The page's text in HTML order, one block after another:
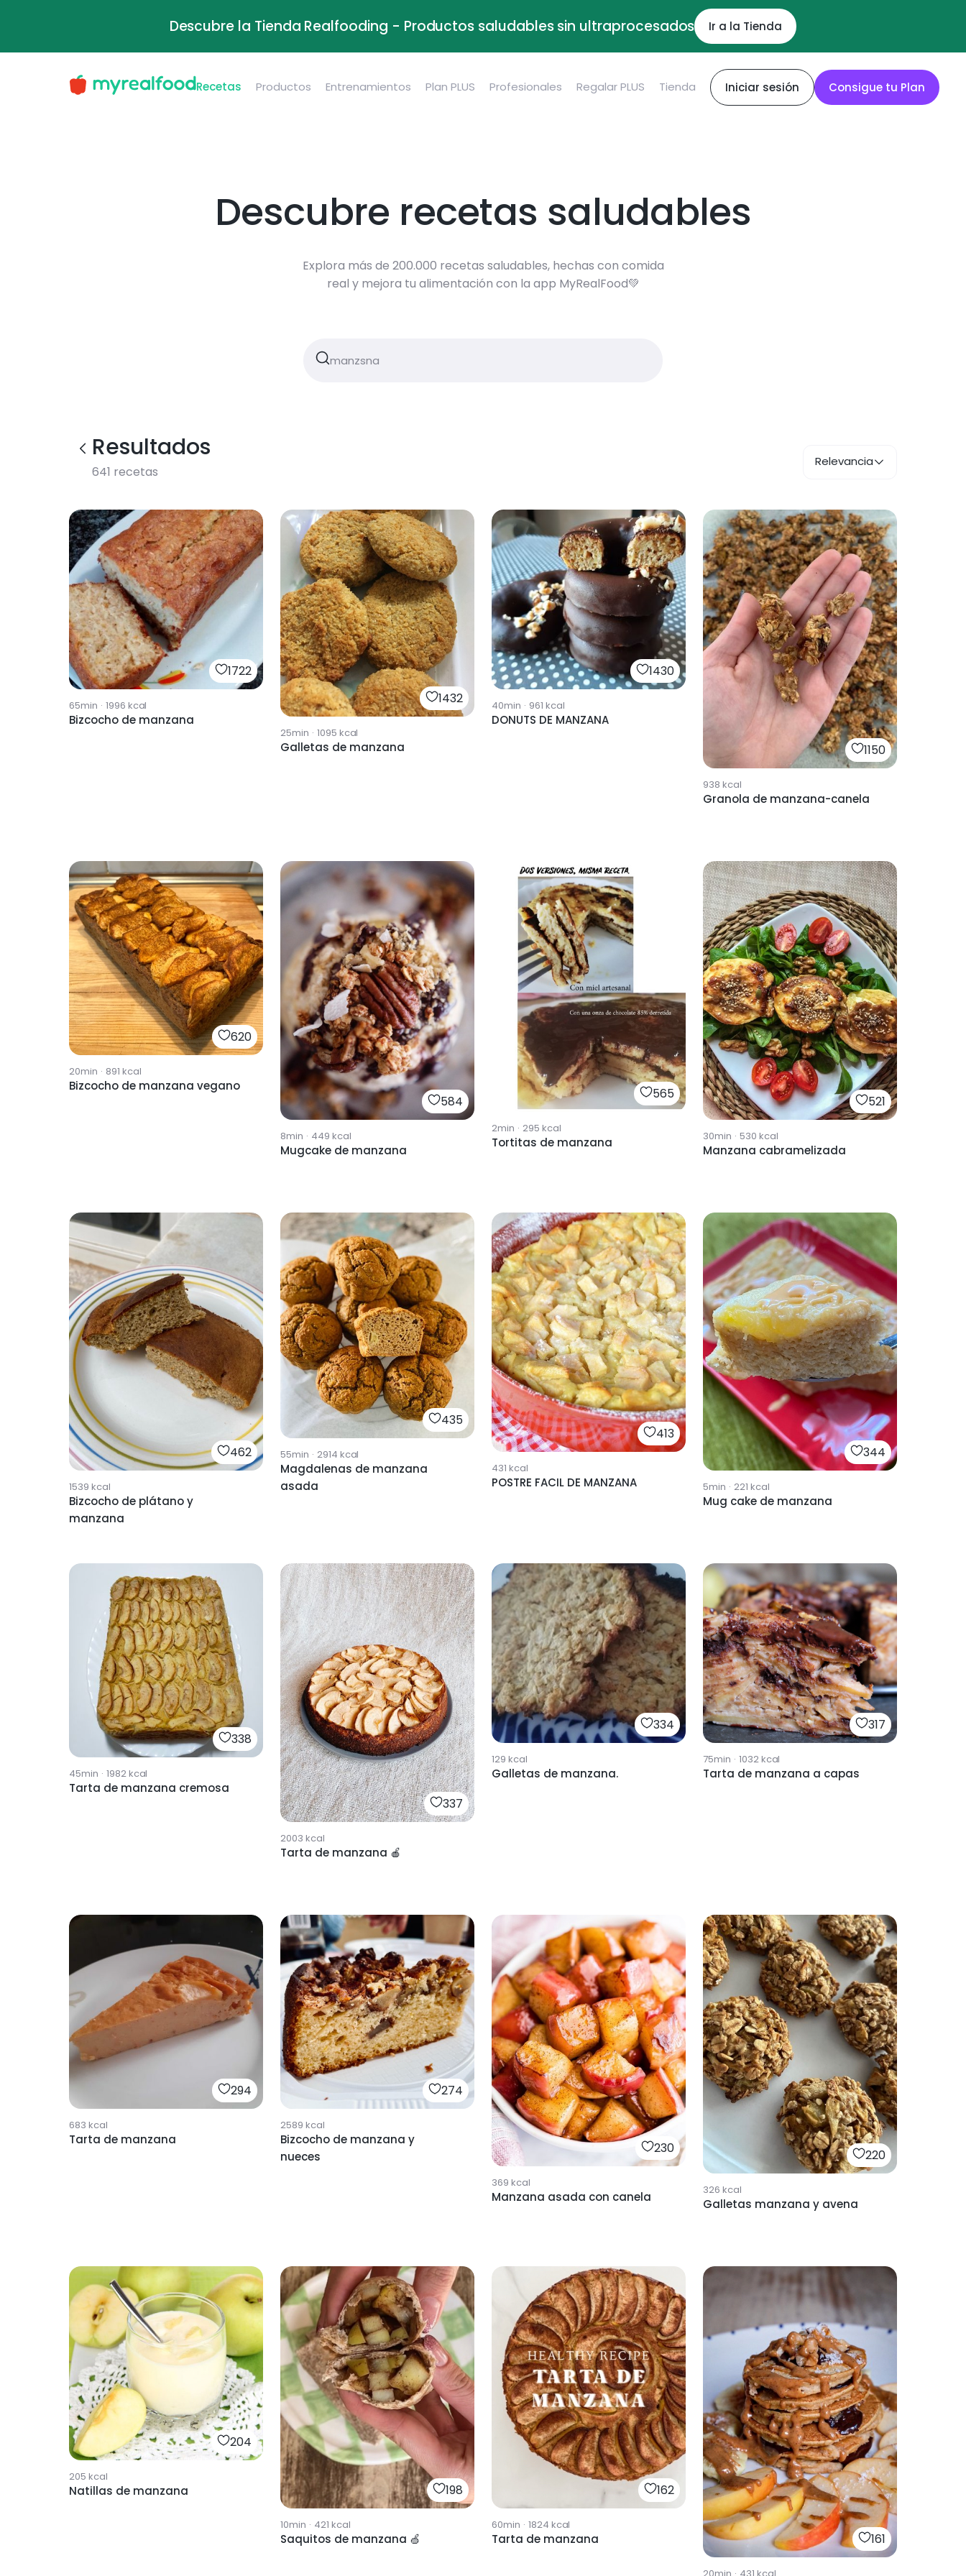
Descubre la Tienda Realfooding - Productos saludables sin ultraprocesados Ir a la Tienda
Recetas Productos Entrenamientos Plan PLUS Profesionales Regalar PLUS Tienda Iniciar sesión Consigue tu Plan
Descubre recetas saludables
Explora más de 200.000 recetas saludables, hechas con comida
real y mejora tu alimentación con la app MyRealFood💚
Resultados
641 recetas
Relevancia
1722
65min · 1996 kcal
Bizcocho de manzana
1432
25min · 1095 kcal
Galletas de manzana
1430
40min · 961 kcal
DONUTS DE MANZANA
1150
938 kcal
Granola de manzana-canela
620
20min · 891 kcal
Bizcocho de manzana vegano
584
8min · 449 kcal
Mugcake de manzana
565
2min · 295 kcal
Tortitas de manzana
521
30min · 530 kcal
Manzana cabramelizada
462
1539 kcal
Bizcocho de plátano y
manzana
435
55min · 2914 kcal
Magdalenas de manzana
asada
413
431 kcal
POSTRE FACIL DE MANZANA
344
5min · 221 kcal
Mug cake de manzana
338
45min · 1982kcal
Tarta de manzana cremosa
337
2003 kcal
Tarta de manzana 🍎
334
129 kcal
Galletas de manzana.
317
75min · 1032kcal
Tarta de manzana a capas
294
683 kcal
Tarta de manzana
274
2589 kcal
Bizcocho de manzana y
nueces
230
369 kcal
Manzana asada con canela
220
326 kcal
Galletas manzana y avena
204
205 kcal
Natillas de manzana 198
10min · 421 kcal
Saquitos de manzana 🍏
162
60min · 1824 kcal
Tarta de manzana 161